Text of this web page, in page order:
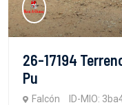
26-17194
Pu
Falcón ID-MIO: